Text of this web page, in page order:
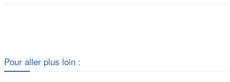
Pour aller plus loin :